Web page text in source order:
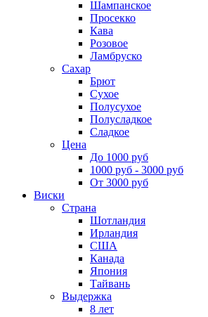
Шампанское
Просекко
Кава
Розовое
Ламбруско
Сахар
Брют
Сухое
Полусухое
Полусладкое
Сладкое
Цена
До 1000 руб
1000 руб - 3000 руб
От 3000 руб
Виски
Страна
Шотландия
Ирландия
США
Канада
Япония
Тайвань
Выдержка
8 лет